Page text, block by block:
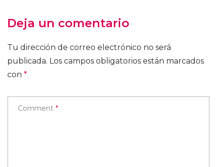
Deja un comentario
Tu dirección de correo electrónico no será
publicada. Los campos obligatorios están marcados
con *
Comment *